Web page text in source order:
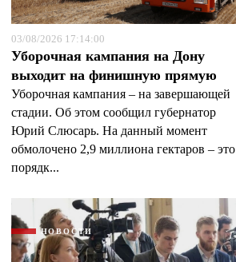
03/08/2026 17:14:00
Уборочная кампания на Дону
выходит на финишную прямую
Уборочная кампания – на завершающей
стадии. Об этом сообщил губернатор
Юрий Слюсарь. На данный момент
обмолочено 2,9 миллиона гектаров – это
порядк...
НОВОСТИ